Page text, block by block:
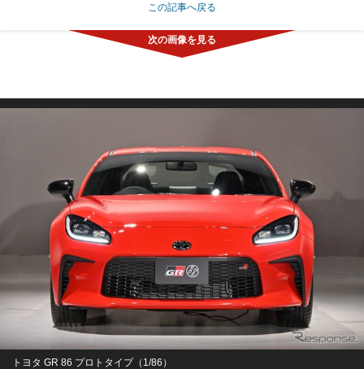
この記事へ戻る
トヨタ GR 86 プロトタイプ（1/86）